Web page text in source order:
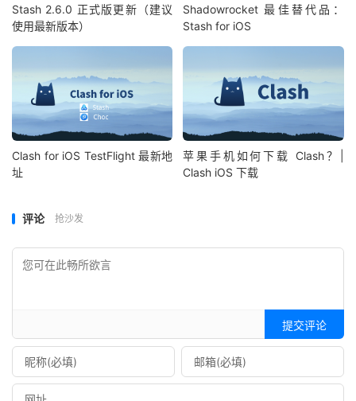
Stash 2.6.0 正式版更新（建议
使用最新版本）
Shadowrocket 最佳替代品：
Stash for iOS
Clash for iOS TestFlight 最新地
址
苹果手机如何下载 Clash？|
Clash iOS 下载
评论 抢沙发
提交评论